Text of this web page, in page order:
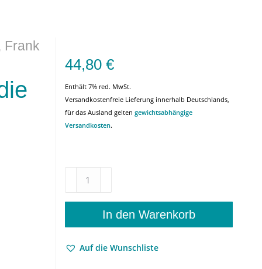
Frank
44,80 €
Enthält 7% red. MwSt.
Versandkostenfreie Lieferung innerhalb Deutschlands,
für das Ausland gelten gewichtsabhängige
Versandkosten.
und
Phänomenologie
In den Warenkorb
Auf die Wunschliste